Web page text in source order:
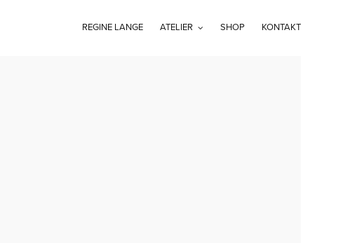
REGINE LANGE ATELIER SHOP KONTAKT